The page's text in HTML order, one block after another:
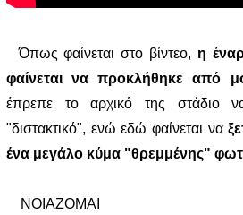
Όπως φαίνεται στο βίντεο, η
φαίνεται να προκλήθηκε από
έπρεπε το αρχικό της στάδιο
"διστακτικό", ενώ εδώ φαίνεται να
ένα μεγάλο κύμα "θρεμμένης"
ΝΟΙΑΖΟΜΑΙ